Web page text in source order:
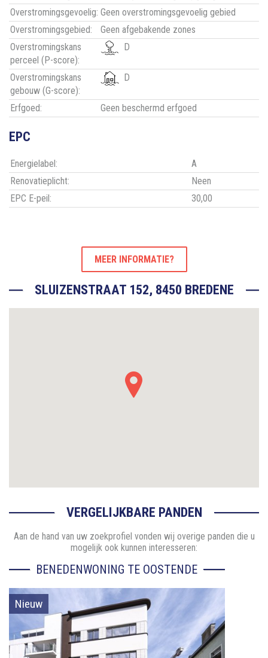
Overstromingsgevoelig: Geen overstromingsgevoelig gebied
Overstromingsgebied:
Geen afgebakende zones
Overstromingskans
perceel (P-score):
D
Overstromingskans
gebouw (G-score):
D
Erfgoed: Geen beschermd erfgoed
EPC
Energielabel:
A
Renovatieplicht:
Neen
EPC E-peil:
30,00
MEER INFORMATIE?
SLUIZENSTRAAT 152, 8450 BREDENE
VERGELIJKBARE PANDEN
Aan de hand van uw zoekprofiel vonden wij overige panden die u
mogelijk ook kunnen interesseren:
BENEDENWONING TE OOSTENDE
Nieuw